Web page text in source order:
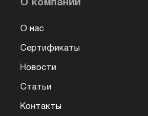
О компании
О нас
Сертификаты
Новости
Статьи
Контакты